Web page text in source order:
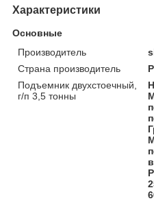
Характеристики
Основные
Производитель
Страна производитель
Подъемник двухстоечный,
г/п 3,5 тонны